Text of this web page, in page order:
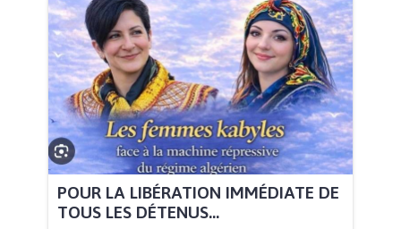
POUR LA LIBÉRATION IMMÉDIATE DE
TOUS LES DÉTENUS...